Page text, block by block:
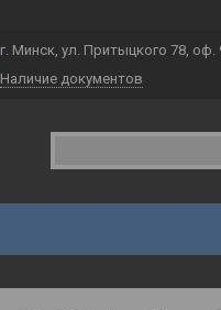
г. Минск, ул. Притыцкого 78,
Наличие документов